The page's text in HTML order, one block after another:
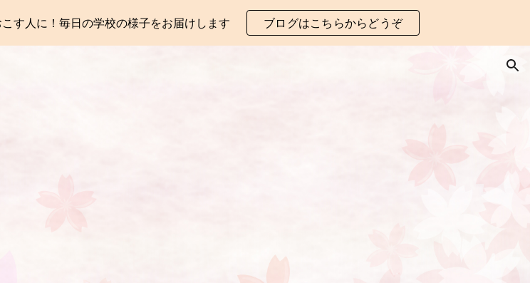
Skip to navigation
す人に！毎日の学校の様子をお届けします ブログはこちらからどうぞ